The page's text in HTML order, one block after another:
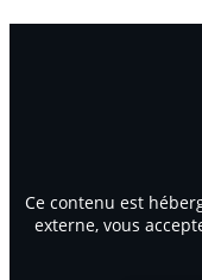
Ce contenu est
externe, vous